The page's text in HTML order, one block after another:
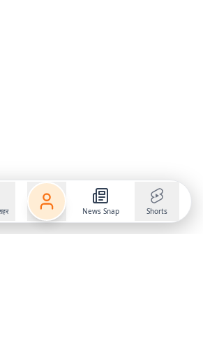
News Snap Shorts